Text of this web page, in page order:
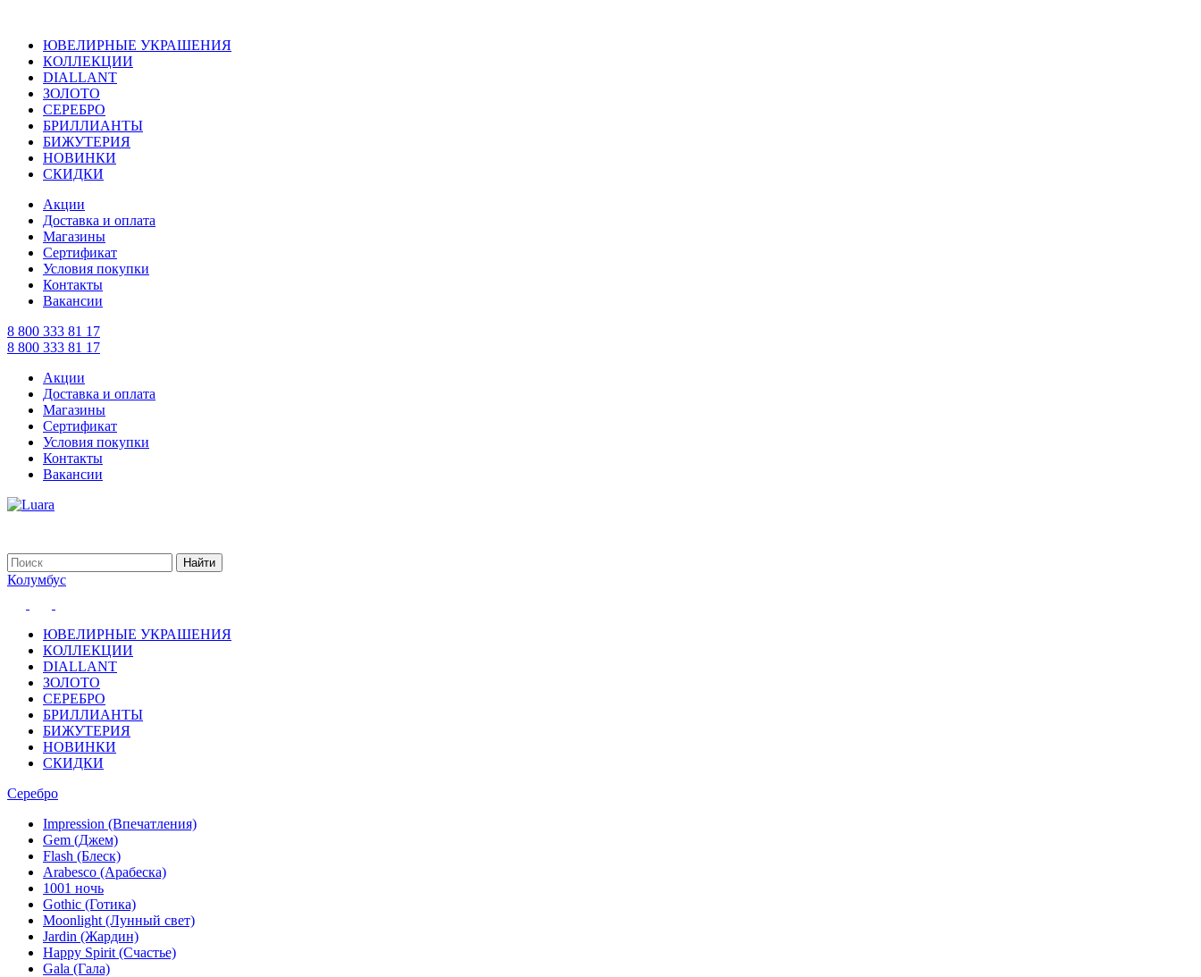
ЮВЕЛИРНЫЕ УКРАШЕНИЯ
КОЛЛЕКЦИИ
DIALLANT
ЗОЛОТО
СЕРЕБРО
БРИЛЛИАНТЫ
БИЖУТЕРИЯ
НОВИНКИ
СКИДКИ
Акции
Доставка и оплата
Магазины
Сертификат
Условия покупки
Контакты
Вакансии
8 800 333 81 17
8 800 333 81 17
Акции
Доставка и оплата
Магазины
Сертификат
Условия покупки
Контакты
Вакансии
Колумбус
ЮВЕЛИРНЫЕ УКРАШЕНИЯ
КОЛЛЕКЦИИ
DIALLANT
ЗОЛОТО
СЕРЕБРО
БРИЛЛИАНТЫ
БИЖУТЕРИЯ
НОВИНКИ
СКИДКИ
Серебро
Impression (Впечатления)
Gem (Джем)
Flash (Блеск)
Arabesco (Арабеска)
1001 ночь
Gothic (Готика)
Moonlight (Лунный свет)
Jardin (Жардин)
Happy Spirit (Счастье)
Gala (Гала)